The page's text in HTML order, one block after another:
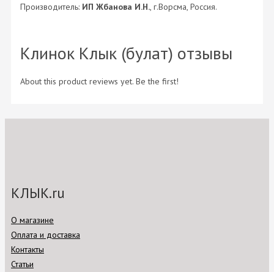
Производитель: ИП Жбанова И.Н., г.Ворсма, Россия.
Клинок Клык (булат) отзывы
About this product reviews yet. Be the first!
КЛЫК.ru
О магазине
Оплата и доставка
Контакты
Статьи